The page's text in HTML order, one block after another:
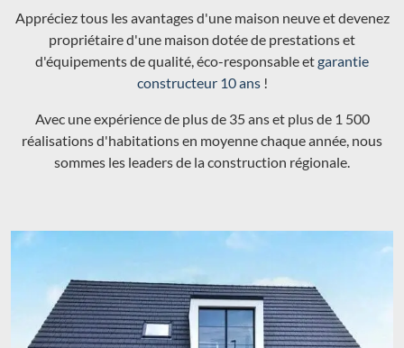
Appréciez tous les avantages d'une maison neuve et devenez
propriétaire d'une maison dotée de prestations et
d'équipements de qualité, éco-responsable etgarantie
constructeur 10 ans!
Avec une expérience de plus de 35 ans et plus de 1 500
réalisations d'habitations en moyenne chaque année, nous
sommes les leaders de la construction régionale.